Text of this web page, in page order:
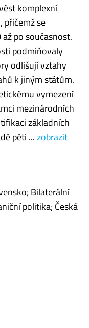
komplexní
přičemž se
po současnost.
podmiňovaly
odlišují vztahy
k jiným státům.
vymezení
mezinárodních
základních
pěti ...zobrazit
Bilaterální
politika; Česká